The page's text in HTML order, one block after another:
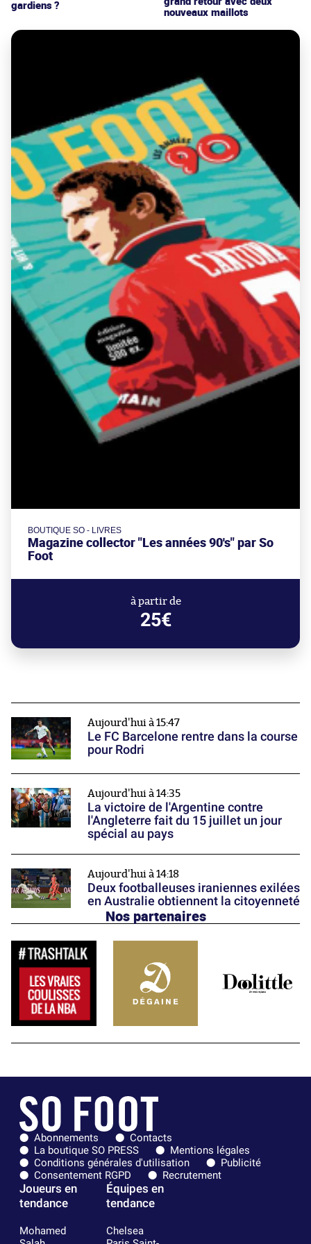
gardiens ?
nouveaux maillots
BOUTIQUE SO - LIVRES
Magazine collector "Les années 90's" par So
Foot
à partir de
25€
Aujourd'hui à 15:47
Le FC Barcelone rentre dans la course
pour Rodri
Aujourd'hui à 14:35
La victoire de l'Argentine contre
l'Angleterre fait du 15 juillet un jour
spécial au pays
Aujourd'hui à 14:18
Deux footballeuses iraniennes exilées
en Australie obtiennent la citoyenneté
Nos partenaires
Abonnements
Contacts
La boutique SO PRESS
Mentions légales
Conditions générales d'utilisation
Publicité
Consentement RGPD
Recrutement
Joueurs en
tendance
Mohamed
Équipes en
tendance
Chelsea